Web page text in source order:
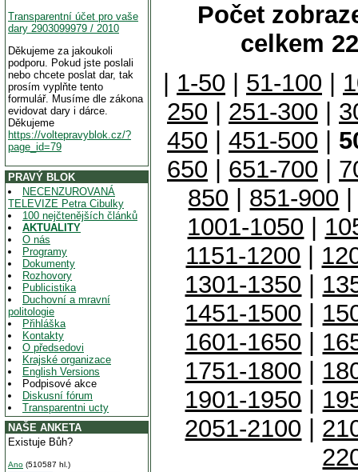
Transparentní účet pro vaše
dary 2903099979 / 2010
Děkujeme za jakoukoli
podporu. Pokud jste poslali
nebo chcete poslat dar, tak
prosím vyplňte tento
formulář. Musíme dle zákona
evidovat dary i dárce.
Děkujeme
https://voltepravyblok.cz/?
page_id=79
PRAVÝ BLOK
NECENZUROVANÁ
TELEVIZE Petra Cibulky
100 nejčtenějších článků
AKTUALITY
O nás
Programy
Dokumenty
Rozhovory
Publicistika
Duchovní a mravní
politologie
Přihláška
Kontakty
O předsedovi
Krajské organizace
English Versions
Podpisové akce
Diskusní fórum
Transparentni ucty
NAŠE ANKETA
Existuje Bůh?
Ano (510587 hl.)
Počet
celkem
1-50 51-100
250
251-300
450
451-500
650
651-700
850
851-900
1001-1050
1151-1200
1301-1350
1451-1500
1601-1650
1751-1800
1901-1950
2051-2100